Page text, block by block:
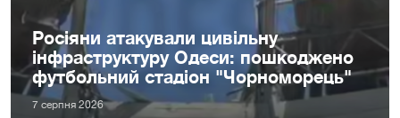
Росіяни атакували цивільну
інфраструктуру Одеси: пошкоджено
футбольний стадіон "Чорноморець"
7 серпня 2026